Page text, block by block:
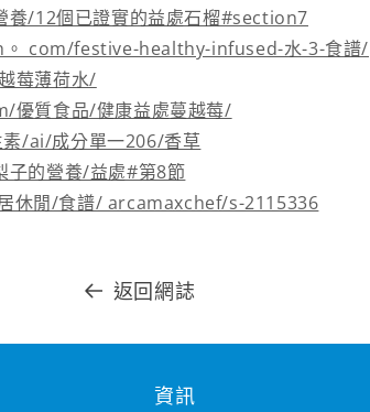
/12個已證實的益處石榴#section7
com/festive-healthy-infused-水-3-食譜/
莓薄荷水/
質食品/健康益處蔓越莓/
/ai/成分單一206/香草
的營養/益處#第8節
閒/食譜/ arcamaxchef/s-2115336
返回網誌
資訊